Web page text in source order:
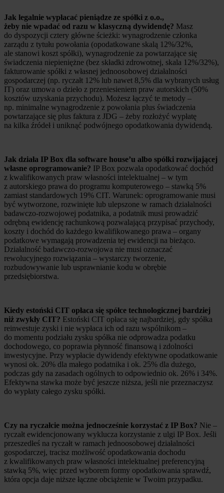
Jak legalnie wypłacać pieniądze ze spółki z o.o.,
żeby nie wpadać od razu w klasyczną dywidendę? Masz
do dyspozycji cztery główne ścieżki: wynagrodzenie członka
zarządu z tytułu powołania (opodatkowane skalą 12%/32%,
ale stanowi koszt spółki), wynagrodzenie za powtarzające się
świadczenia niepieniężne (bez składki zdrowotnej, skala 12%/32%),
fakturowanie spółki z własnej jednoosobowej działalności
gospodarczej (np. ryczałt 12% lub nawet 8,5% dla wybranych usług
IT) oraz umowa o dzieło z przeniesieniem praw autorskich (50%
kosztów uzyskania przychodu). Możesz łączyć te metody –
np. minimalne wynagrodzenie z powołania plus świadczenia
powtarzające się plus faktura z JDG – żeby rozłożyć wypłatę
na kilka źródeł i uniknąć podwójnego opodatkowania dywidendą.
Jak działa IP Box dla software house’u albo spółki rozwijającej
własne oprogramowanie? IP Box pozwala opodatkować dochód
z kwalifikowanych praw własności intelektualnej – w tym
z autorskiego prawa do programu komputerowego – stawką 5%
zamiast standardowych 19% CIT. Warunek: oprogramowanie musi
być wytworzone, rozwinięte lub ulepszone w ramach działalności
badawczo-rozwojowej podatnika, a podatnik musi prowadzić
odrębną ewidencję rachunkową pozwalającą przypisać przychody,
koszty i dochód do każdego kwalifikowanego prawa – organy
podatkowe wymagają prowadzenia tej ewidencji na bieżąco.
Działalność badawczo-rozwojowa nie musi oznaczać
rewolucyjnego rozwiązania – wystarczy tworzenie,
rozbudowywanie lub usprawnianie kodu w obrębie
przedsiębiorstwa.
Kiedy estoński CIT opłaca się spółce technologicznej bardziej
niż zwykły CIT? Estoński CIT opłaca się najbardziej, gdy spółka
reinwestuje zyski i nie wypłaca ich od razu wspólnikom –
do momentu podziału zysku spółka nie odprowadza podatku
dochodowego, co poprawia płynność finansową i zdolności
inwestycyjne. Przy wypłacie dywidendy efektywne opodatkowanie
wynosi ok. 20% dla małego podatnika i ok. 25% dla dużego,
podczas gdy na zasadach ogólnych to odpowiednio ok. 26% i 34%.
Efektywna stawka może być jeszcze niższa, jeśli nie przeznaczysz
do wypłaty całego zysku spółki.
Czy na ryczałcie można jednocześnie korzystać z IP Box? Nie –
ryczałt ewidencjonowany wyklucza korzystanie z ulgi IP Box. Jeśli
przeszedłeś na ryczałt w ramach jednoosobowej działalności
gospodarczej, tracisz możliwość opodatkowania dochodu
z kwalifikowanych praw własności intelektualnej preferencyjną
stawką 5%, więc przed wyborem formy opodatkowania sprawdź,
która opcja daje niższe łączne obciążenie w Twoim przypadku.